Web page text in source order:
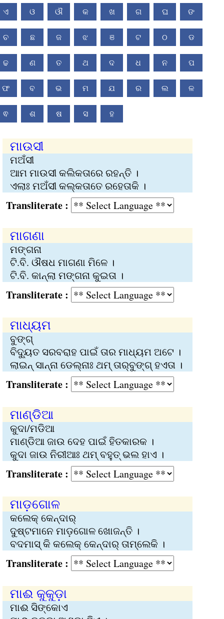
ଏ ଓ ଔ କ ଖ ଗ ଘ ଙ
ଚ ଛ ଜ ଝ ଞ ଟ ଠ ଡ
ଢ ଣ ତ ଥ ଦ ଧ ନ ପ
ଫ ବ ଭ ମ ଯ ର ଲ ଳ
ଵ ଶ ଷ ସ ହ
ମାଉସୀ
ମ‌ଅଁସୀ
ଆମ ମାଉସୀ କଲିକତାରେ ରହନ୍ତି ।
ଏଲାଃ ମ‌ଅଁସୀ କଲ୍‌କତାତେ ରହେତାକି ।
:
ମାଗଣା
ମଙ୍ଗନା
ଟି.ବି. ଔଷଧ ମାଗଣା ମିଳେ ।
ଟି.ବି. କାନ୍‌ଲା ମଙ୍ଗନା କୁଇତା ।
:
ମାଧ୍ୟମ
ବୁଙ୍ଗ୍
ବିଦ୍ୟୁତ ସରବରାହ ପାଇଁ ତାର ମାଧ୍ୟମ ଅଟେ ।
ଲାଇନ୍‌ ସାନ୍‌ନା ଡେଲ୍‌ନାଃ ଥମ୍‌ ତାର୍‌ବୁଙ୍ଗ୍ ହଏତା ।
:
ମାଣ୍ଡିଆ
କୁଦା/ମଡିଆ
ମାଣ୍ଡିଆ ଜାଉ ଦେହ ପାଇଁ ହିତକାରକ ।
କୁଦା ଜାଉ ନିରୀଆଃ ଥମ୍‌ ବହୁତ୍‌ ଭଲ ହାଏ ।
:
ମାଡ଼ଗୋଳ
କଲେକ୍‌ କେନ୍ଦାର୍‌
ଦୁଷ୍ଟମାନେ ମାଡ଼ଗୋଳ ଖୋଜନ୍ତି ।
ବଦମାସ୍‌ କି କଲେକ୍‌ କେନ୍ଦାର୍‌ ତାମ୍‌ଲେକି ।
:
ମାଈ କୁକୁଡ଼ା
ମାଈ ସିଙ୍କୋଏ